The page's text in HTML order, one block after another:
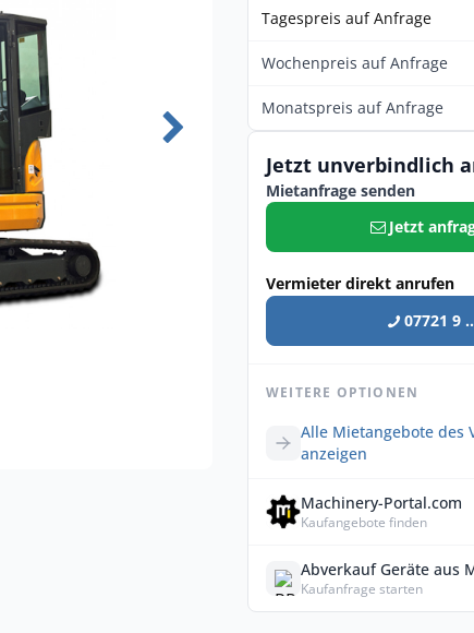
Tagespreis auf Anfrage
Wochenpreis auf Anfrage
Monatspreis auf Anfrage
Jetzt unverbindlich
Mietanfrage senden
Jetzt
Vermieter direkt anrufen
07721 9
WEITERE OPTIONEN
Alle Mietangebote des
anzeigen
Machinery-Portal.com
Kaufangebote finden
Abverkauf Geräte aus
Kaufanfrage starten